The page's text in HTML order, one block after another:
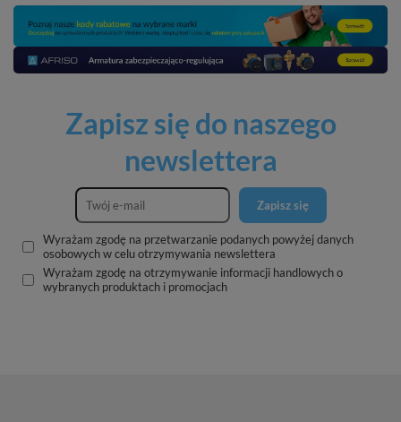
Zapisz się do naszego
newslettera
Zapisz się
Wyrażam zgodę na przetwarzanie podanych powyżej danych
osobowych w celu otrzymywania newslettera
Wyrażam zgodę na otrzymywanie informacji handlowych o
wybranych produktach i promocjach